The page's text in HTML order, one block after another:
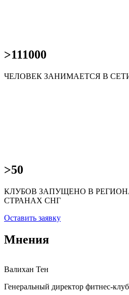
>111000
ЧЕЛОВЕК ЗАНИМАЕТСЯ В СЕТИ
>50
КЛУБОВ ЗАПУЩЕНО В
СТРАНАХ СНГ
Оставить заявку
Мнения
Валихан Тен
Генеральный директор фитнес-